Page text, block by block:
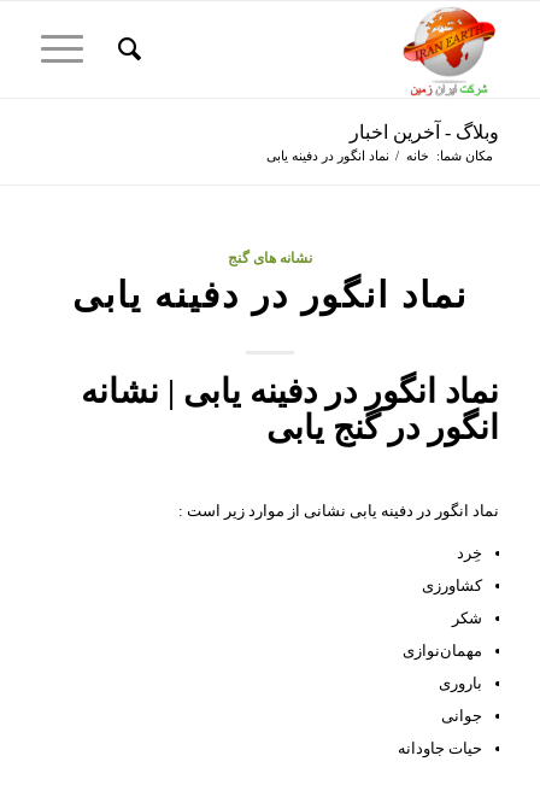
وبلاگ - آخرین اخبار
مکان شما: خانه / نماد انگور در دفینه یابی
نشانه های گنج
نماد انگور در دفینه یابی
نماد انگور در دفینه یابی | نشانه
انگور در گنج یابی
نماد انگور در دفینه یابی نشانی از موارد زیر است :
خِرد
کشاورزی
شکر
مهماننوازی
باروری
جوانی
حیات جاودانه